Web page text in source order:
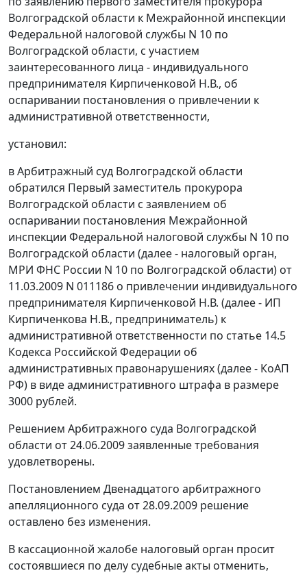
Волгоградской области к Межрайонной инспекции
Федеральной налоговой службы N 10 по
Волгоградской области, с участием
заинтересованного лица - индивидуального
предпринимателя Кирпиченковой Н.В., об
оспаривании постановления о привлечении к
административной ответственности,
установил:
в Арбитражный суд Волгоградской области
обратился Первый заместитель прокурора
Волгоградской области с заявлением об
оспаривании постановления Межрайонной
инспекции Федеральной налоговой службы N 10 по
Волгоградской области (далее - налоговый орган,
МРИ ФНС России N 10 по Волгоградской области) от
11.03.2009 N 011186 о привлечении индивидуального
предпринимателя Кирпиченковой Н.В. (далее - ИП
Кирпиченкова Н.В., предприниматель) к
административной ответственности по статье 14.5
Кодекса Российской Федерации об
административных правонарушениях (далее - КоАП
РФ) в виде административного штрафа в размере
3000 рублей.
Решением Арбитражного суда Волгоградской
области от 24.06.2009 заявленные требования
удовлетворены.
Постановлением Двенадцатого арбитражного
апелляционного суда от 28.09.2009 решение
оставлено без изменения.
В кассационной жалобе налоговый орган просит
состоявшиеся по делу судебные акты отменить,